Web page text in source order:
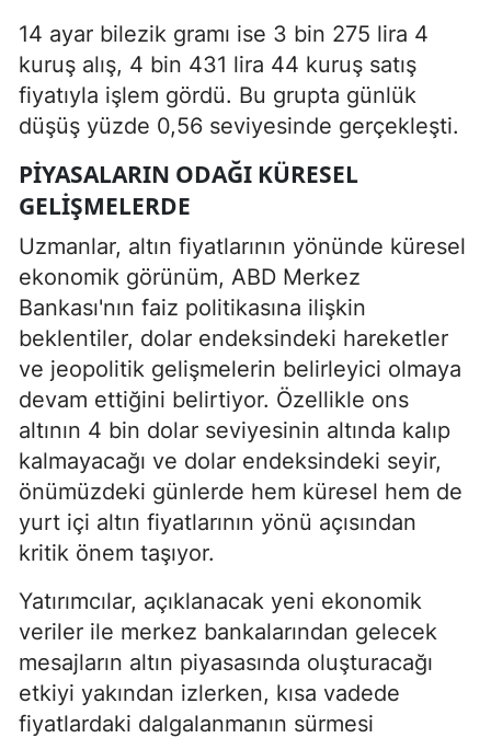
14 ayar bilezik gramı ise 3 bin 275 lira 4
kuruş alış, 4 bin 431 lira 44 kuruş satış
fiyatıyla işlem gördü. Bu grupta günlük
düşüş yüzde 0,56 seviyesinde gerçekleşti.
PIYASALARIN ODAĞI KÜRESEL
GELIŞMELERDE
Uzmanlar, altın fiyatlarının yönünde küresel
ekonomik görünüm, ABD Merkez
Bankası'nın faiz politikasına ilişkin
beklentiler, dolar endeksindeki hareketler
ve jeopolitik gelişmelerin belirleyici olmaya
devam ettiğini belirtiyor. Özellikle ons
altının 4 bin dolar seviyesinin altında kalıp
kalmayacağı ve dolar endeksindeki seyir,
önümüzdeki günlerde hem küresel hem de
yurt içi altın fiyatlarının yönü açısından
kritik önem taşıyor.
Yatırımcılar, açıklanacak yeni ekonomik
veriler ile merkez bankalarından gelecek
mesajların altın piyasasında oluşturacağı
etkiyi yakından izlerken, kısa vadede
fiyatlardaki dalgalanmanın sürmesi